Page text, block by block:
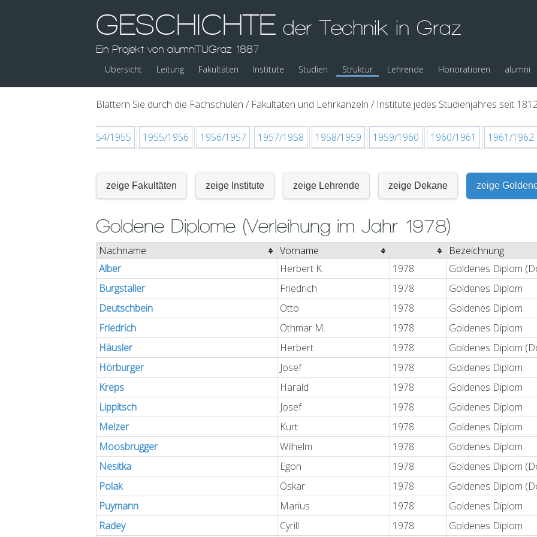
GESCHICHTE der Technik in Graz
Ein Projekt von alumniTUGraz 1887
Übersicht Leitung Fakultäten Institute Studien Struktur Lehrende Honoratioren alumni
Blättern Sie durch die Fachschulen / Fakultäten und Lehrkanzeln / Institute jedes Studienjahres seit
1954/1955 1955/1956 1956/1957 1957/1958 1958/1959 1959/1960 1960/1961 1961/1962
zeige Fakultäten zeige Institute zeige Lehrende zeige Dekane zeige
Goldene Diplome (Verleihung im Jahr 1978)
Nachname Vorname
Bezeichnung
Alber
Herbert K. 1978
Goldenes Diplom
Burgstaller
Friedrich 1978
Goldenes Diplom
Deutschbein
Otto 1978
Goldenes Diplom
Friedrich
Othmar M. 1978
Goldenes Diplom
Häusler
Herbert 1978
Goldenes Diplom
Hörburger
Josef 1978
Goldenes Diplom
Kreps
Harald 1978
Goldenes Diplom
Lippitsch
Josef 1978
Goldenes Diplom
Melzer
Kurt 1978
Goldenes Diplom
Moosbrugger
Wilhelm 1978
Goldenes Diplom
Nesitka
Egon 1978
Goldenes Diplom
Polak
Oskar 1978
Goldenes Diplom
Puymann
Marius 1978
Goldenes Diplom
Radey
Cyrill 1978 Goldenes Diplom